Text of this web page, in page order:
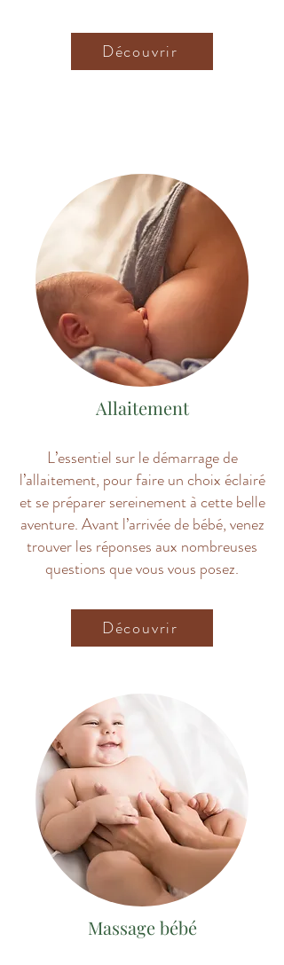
Découvrir
Allaitement
L’essentiel sur le démarrage de
l’allaitement, pour faire un choix éclairé
et se préparer sereinement à cette belle
aventure. Avant l’arrivée de bébé, venez
trouver les réponses aux nombreuses
questions que vous vous posez.
Découvrir
Massage bébé